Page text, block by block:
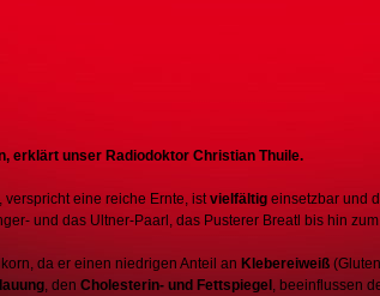
erklärt unser Radiodoktor Christian Thuile.
, verspricht eine reiche Ernte, istvielfältig einsetzbar und
und das Ultner-Paarl, das Pusterer Breatl bis hin
da er einen niedrigen Anteil an Klebereiweiß
, den Cholesterin- und Fettspiegel , beeinflussen